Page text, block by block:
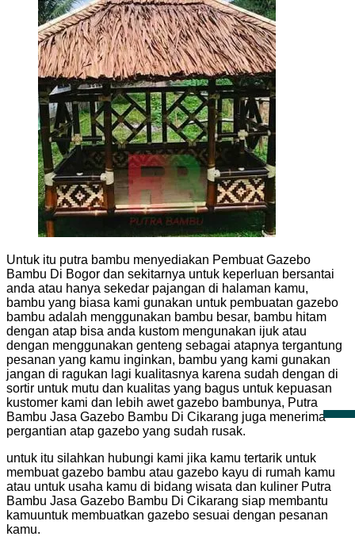
Untuk itu putra bambu menyediakan Pembuat Gazebo
Bambu Di Bogor dan sekitarnya untuk keperluan bersantai
anda atau hanya sekedar pajangan di halaman kamu,
bambu yang biasa kami gunakan untuk pembuatan gazebo
bambu adalah menggunakan bambu besar, bambu hitam
dengan atap bisa anda kustom mengunakan ijuk atau
dengan menggunakan genteng sebagai atapnya tergantung
pesanan yang kamu inginkan, bambu yang kami gunakan
jangan di ragukan lagi kualitasnya karena sudah dengan di
sortir untuk mutu dan kualitas yang bagus untuk kepuasan
kustomer kami dan lebih awet gazebo bambunya, Putra
Bambu Jasa Gazebo Bambu Di Cikarang juga menerima
pergantian atap gazebo yang sudah rusak.
untuk itu silahkan hubungi kami jika kamu tertarik untuk
membuat gazebo bambu atau gazebo kayu di rumah kamu
atau untuk usaha kamu di bidang wisata dan kuliner Putra
Bambu Jasa Gazebo Bambu Di Cikarang siap membantu
kamuuntuk membuatkan gazebo sesuai dengan pesanan
kamu.